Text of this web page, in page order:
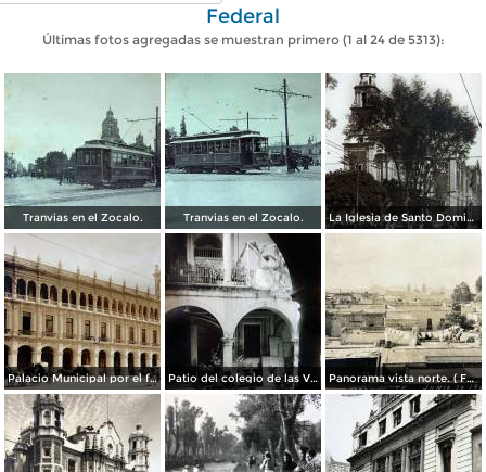
Federal
Últimas fotos agregadas se muestran primero (1 al 24 de 5313):
Tranvias en el Zocalo. Tranvias en el Zocalo. La Iglesia de Santo Domingo.
Palacio Municipal por el fotografo Hugo Brehme.. Patio del colegio de las Vizcainas por el fotografo Hugo Brehme. Panorama vista norte. ( Fechada el 20 de Junio de 1905 ).